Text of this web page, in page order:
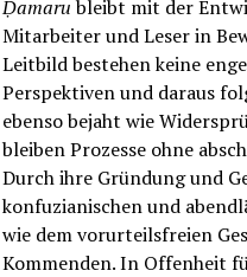
Ḍamarubleibt mit der
Mitarbeiter und Leser in
Leitbild bestehen keine
Perspektiven und daraus
ebenso bejaht wie
bleiben Prozesse ohne
Durch ihre Gründung und
konfuzianischen und
wie dem vorurteilsfreien
Kommenden. In Offenheit